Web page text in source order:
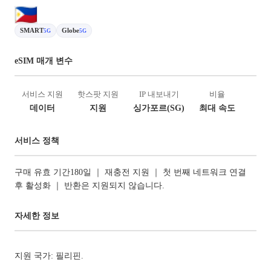
SMART5G Globe5G
eSIM 매개 변수
서비스 지원
데이터
핫스팟 지원
지원
IP 내보내기
싱가포르(SG)
비율
최대 속도
서비스 정책
구매 유효 기간180일 ｜ 재충전 지원 ｜ 첫 번째 네트워크 연결
후 활성화 ｜ 반환은 지원되지 않습니다.
자세한 정보
지원 국가: 필리핀.